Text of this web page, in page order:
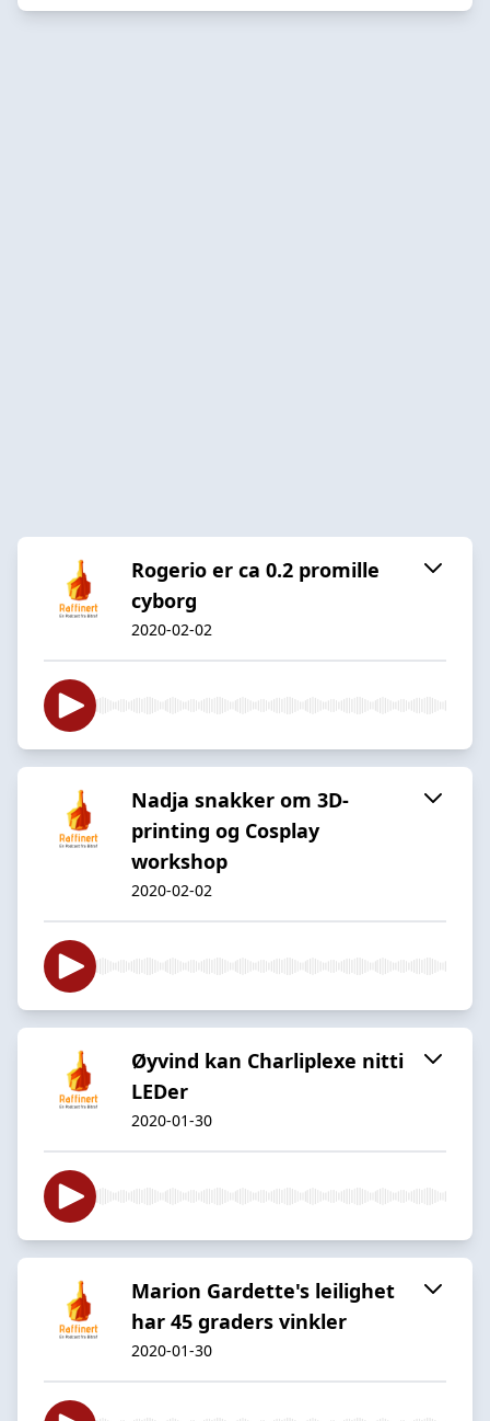
Rogerio er ca 0.2 promille
cyborg
2020-02-02
Nadja snakker om 3D-
printing og Cosplay
workshop
2020-02-02
Øyvind kan Charliplexe nitti
LEDer
2020-01-30
Marion Gardette's leilighet
har 45 graders vinkler
2020-01-30